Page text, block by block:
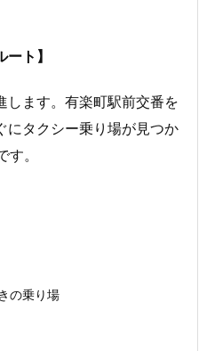
ト】
します。有楽町駅前交番を
にタクシー乗り場が見つか
す。
の乗り場